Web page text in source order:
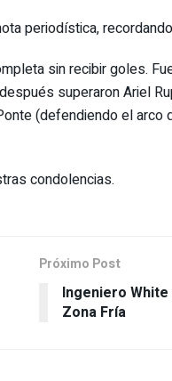
periodística,
sin recibir goles.
superaron Ariel
(defendiendo el arco
condolencias.
Próximo Post
Ingeniero
Zona Fría